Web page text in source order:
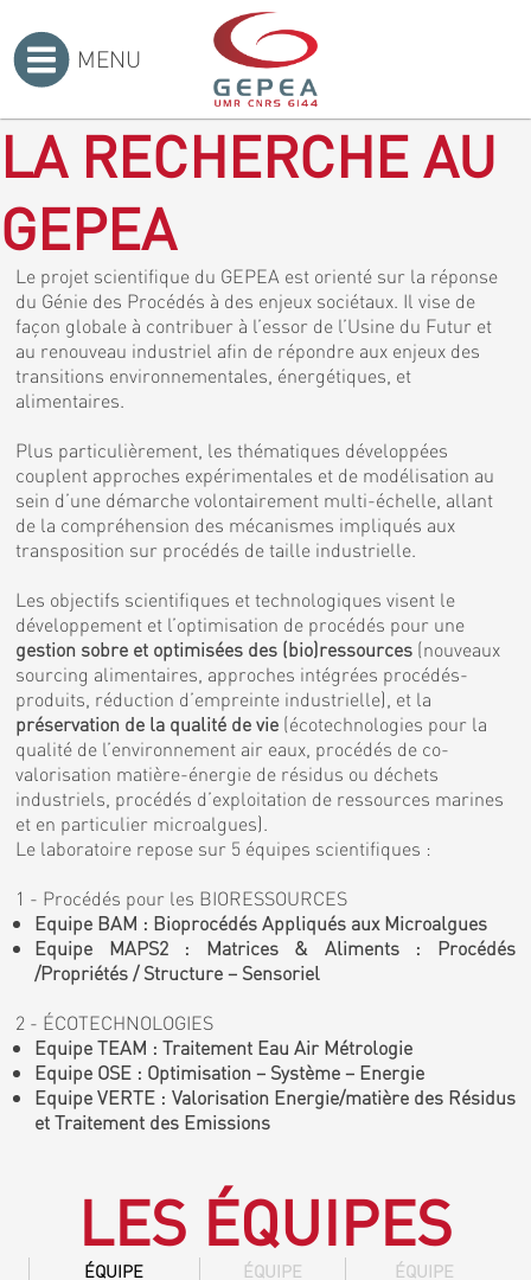
MENU
LA RECHERCHE AU
GEPEA
Le projet scientifique du GEPEA est orienté sur la réponse
du Génie des Procédés à des enjeux sociétaux. Il vise de
façon globale à contribuer à l’essor de l’Usine du Futur et
au renouveau industriel afin de répondre aux enjeux des
transitions environnementales, énergétiques, et
alimentaires.
Plus particulièrement, les thématiques développées
couplent approches expérimentales et de modélisation au
sein d’une démarche volontairement multi-échelle, allant
de la compréhension des mécanismes impliqués aux
transposition sur procédés de taille industrielle.
Les objectifs scientifiques et technologiques visent le
développement et l’optimisation de procédés pour une
gestion sobre et optimisées des (bio)ressources (nouveaux
sourcing alimentaires, approches intégrées procédés-
produits, réduction d’empreinte industrielle), et la
préservation de la qualité de vie (écotechnologies pour la
qualité de l’environnement air eaux, procédés de co-
valorisation matière-énergie de résidus ou déchets
industriels, procédés d’exploitation de ressources marines
et en particulier microalgues).
Le laboratoire repose sur 5 équipes scientifiques :
1 - Procédés pour les BIORESSOURCES
Equipe BAM : Bioprocédés Appliqués aux Microalgues
Equipe MAPS2 : Matrices & Aliments : Procédés
/Propriétés / Structure – Sensoriel
2 - ÉCOTECHNOLOGIES
Equipe TEAM : Traitement Eau Air Métrologie
Equipe OSE : Optimisation – Système – Energie
Equipe VERTE : Valorisation Energie/matière des Résidus
et Traitement des Emissions
LES ÉQUIPES
ÉQUIPE ÉQUIPE ÉQUIPE